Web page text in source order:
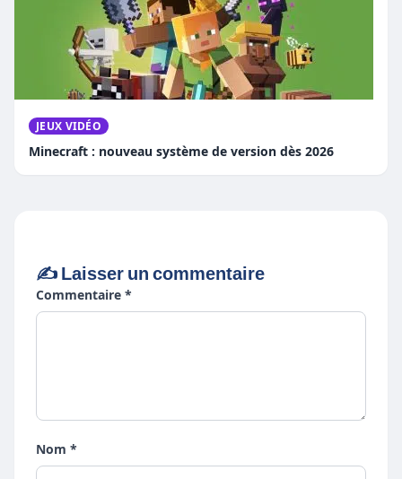
JEUX VIDÉO
Minecraft : nouveau système de version dès 2026
✍️ Laisser un commentaire
Commentaire *
Nom *